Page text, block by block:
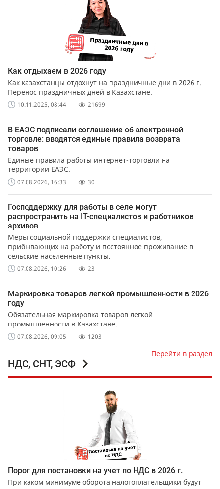
Как отдыхаем в 2026 году
Как казахстанцы отдохнут на праздничные дни в 2026 г.
Перенос праздничных дней в Казахстане.
10.11.2025, 08:44 21699
В ЕАЭС подписали соглашение об электронной
торговле: вводятся единые правила возврата
товаров
Единые правила работы интернет-торговли на
территории ЕАЭС.
07.08.2026, 16:33 30
Господдержку для работы в селе могут
распространить на IT-специалистов и работников
архивов
Меры социальной поддержки специалистов,
прибывающих на работу и постоянное проживание в
сельские населенные пункты.
07.08.2026, 10:26 23
Маркировка товаров легкой промышленности в 2026
году
Обязательная маркировка товаров легкой
промышленности в Казахстане.
07.08.2026, 09:05 1203
Перейти в раздел
НДС, СНТ, ЭСФ
Порог для постановки на учет по НДС в 2026 г.
При каком минимуме оборота налогоплательщики будут